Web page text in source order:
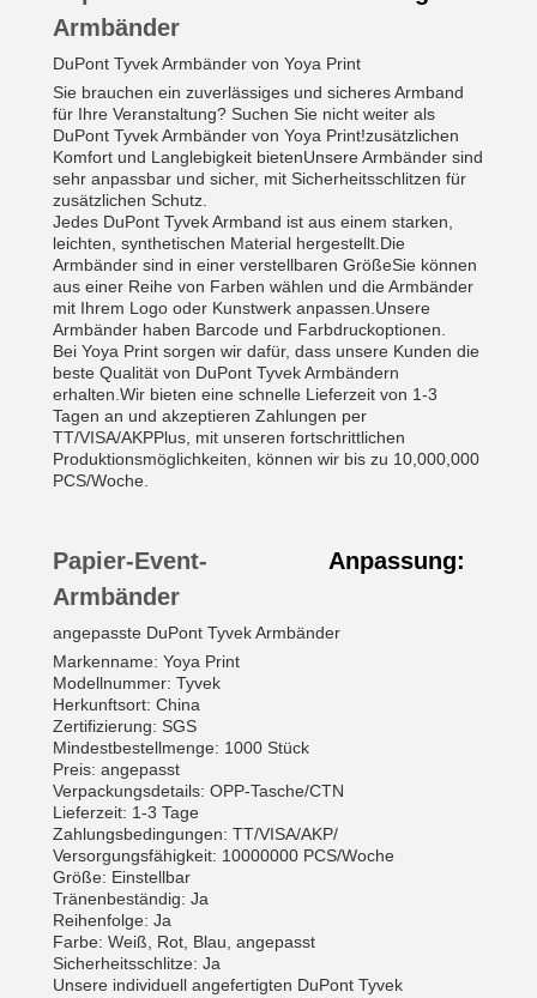
Armbänder
DuPont Tyvek Armbänder von Yoya Print
Sie brauchen ein zuverlässiges und sicheres Armband
für Ihre Veranstaltung? Suchen Sie nicht weiter als
DuPont Tyvek Armbänder von Yoya Print!zusätzlichen
Komfort und Langlebigkeit bietenUnsere Armbänder sind
sehr anpassbar und sicher, mit Sicherheitsschlitzen für
zusätzlichen Schutz.
Jedes DuPont Tyvek Armband ist aus einem starken,
leichten, synthetischen Material hergestellt.Die
Armbänder sind in einer verstellbaren GrößeSie können
aus einer Reihe von Farben wählen und die Armbänder
mit Ihrem Logo oder Kunstwerk anpassen.Unsere
Armbänder haben Barcode und Farbdruckoptionen.
Bei Yoya Print sorgen wir dafür, dass unsere Kunden die
beste Qualität von DuPont Tyvek Armbändern
erhalten.Wir bieten eine schnelle Lieferzeit von 1-3
Tagen an und akzeptieren Zahlungen per
TT/VISA/AKPPlus, mit unseren fortschrittlichen
Produktionsmöglichkeiten, können wir bis zu 10,000,000
PCS/Woche.
Papier-Event-
Armbänder
Anpassung:
angepasste DuPont Tyvek Armbänder
Markenname: Yoya Print
Modellnummer: Tyvek
Herkunftsort: China
Zertifizierung: SGS
Mindestbestellmenge: 1000 Stück
Preis: angepasst
Verpackungsdetails: OPP-Tasche/CTN
Lieferzeit: 1-3 Tage
Zahlungsbedingungen: TT/VISA/AKP/
Versorgungsfähigkeit: 10000000 PCS/Woche
Größe: Einstellbar
Tränenbeständig: Ja
Reihenfolge: Ja
Farbe: Weiß, Rot, Blau, angepasst
Sicherheitsschlitze: Ja
Unsere individuell angefertigten DuPont Tyvek